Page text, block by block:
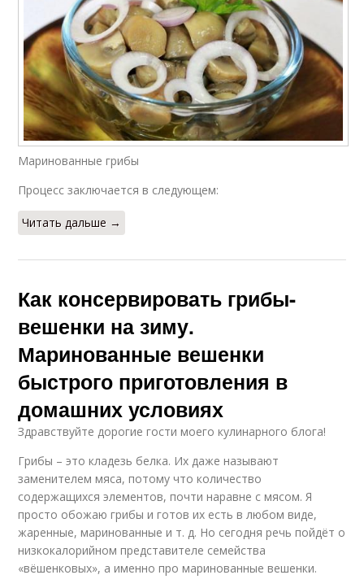
Маринованные грибы
Процесс заключается в следующем:
Читать дальше →
Как консервировать грибы-
вешенки на зиму.
Маринованные вешенки
быстрого приготовления в
домашних условиях
Здравствуйте дорогие гости моего кулинарного блога!
Грибы – это кладезь белка. Их даже называют
заменителем мяса, потому что количество
содержащихся элементов, почти наравне с мясом. Я
просто обожаю грибы и готов их есть в любом виде,
жаренные, маринованные и т. д. Но сегодня речь пойдёт о
низкокалорийном представителе семейства
«вёшенковых», а именно про маринованные вешенки.